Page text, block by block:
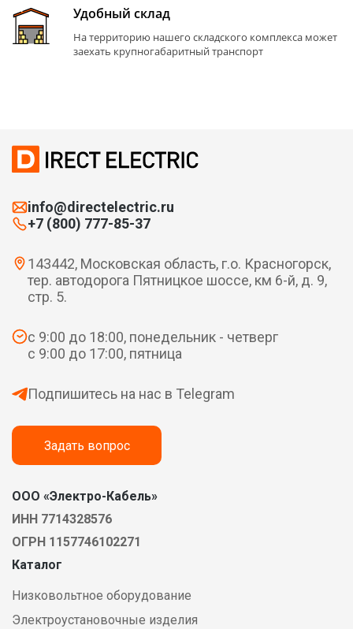
Удобный склад
На территорию нашего складского комплекса может
заехать крупногабаритный транспорт
info@directelectric.ru
+7 (800) 777-85-37
143442, Московская область, г.о. Красногорск,
тер. автодорога Пятницкое шоссе, км 6-й, д. 9,
стр. 5.
с 9:00 до 18:00, понедельник - четверг
с 9:00 до 17:00, пятница
Подпишитесь на нас в Telegram
Задать вопрос
ООО «Электро-Кабель»
ИНН 7714328576
ОГРН 1157746102271
Каталог
Низковольтное оборудование
Электроустановочные изделия